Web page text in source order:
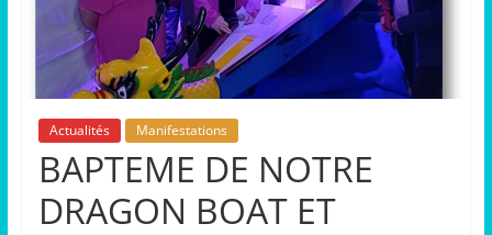
Actualités Manifestations
BAPTEME DE NOTRE
DRAGON BOAT ET